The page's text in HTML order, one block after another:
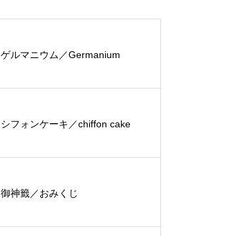
ゲルマニウム／Germanium
シフォンケーキ／chiffon cake
御神籤／おみくじ